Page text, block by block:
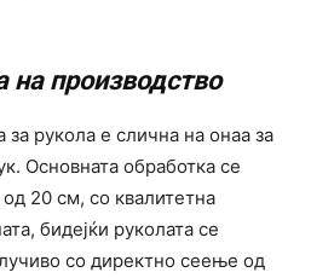
на производство
за рукола е слична на онаа за
Основната обработка се
20 см, со квалитетна
бидејќи руколата се
со директно сеење од